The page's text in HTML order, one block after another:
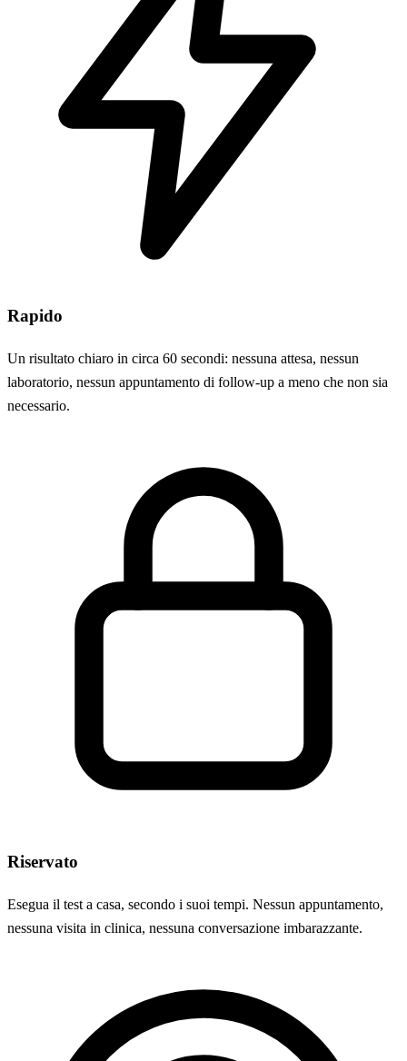
Rapido
Un risultato chiaro in circa 60 secondi: nessuna attesa, nessun
laboratorio, nessun appuntamento di follow-up a meno che non sia
necessario.
Riservato
Esegua il test a casa, secondo i suoi tempi. Nessun appuntamento,
nessuna visita in clinica, nessuna conversazione imbarazzante.